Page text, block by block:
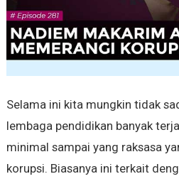
Selama ini kita mungkin tidak
lembaga pendidikan banyak
minimal sampai yang raksasa
korupsi. Biasanya ini terkait